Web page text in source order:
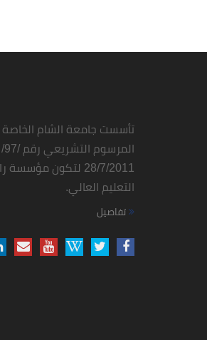
تأسست جامعة الشام
28/7/2011 لتكون
التعليم العالي.
تفاصيل